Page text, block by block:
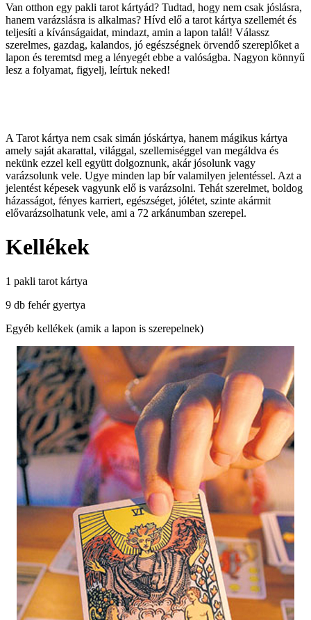
Van otthon egy pakli tarot kártyád? Tudtad, hogy nem csak jóslásra,
hanem varázslásra is alkalmas? Hívd elő a tarot kártya szellemét és
teljesíti a kívánságaidat, mindazt, amin a lapon talál! Válassz
szerelmes, gazdag, kalandos, jó egészségnek örvendő szereplőket a
lapon és teremtsd meg a lényegét ebbe a valóságba. Nagyon könnyű
lesz a folyamat, figyelj, leírtuk neked!
A Tarot kártya nem csak simán jóskártya, hanem mágikus kártya
amely saját akarattal, világgal, szellemiséggel van megáldva és
nekünk ezzel kell együtt dolgoznunk, akár jósolunk vagy
varázsolunk vele. Ugye minden lap bír valamilyen jelentéssel. Azt a
jelentést képesek vagyunk elő is varázsolni. Tehát szerelmet, boldog
házasságot, fényes karriert, egészséget, jólétet, szinte akármit
elővarázsolhatunk vele, ami a 72 arkánumban szerepel.
Kellékek
1 pakli tarot kártya
9 db fehér gyertya
Egyéb kellékek (amik a lapon is szerepelnek)